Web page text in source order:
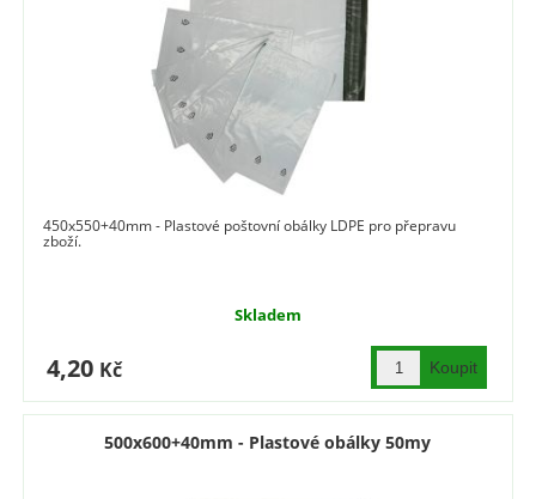
450x550+40mm - Plastové poštovní obálky LDPE pro přepravu
zboží.
Skladem
4,20 Kč
500x600+40mm - Plastové obálky 50my